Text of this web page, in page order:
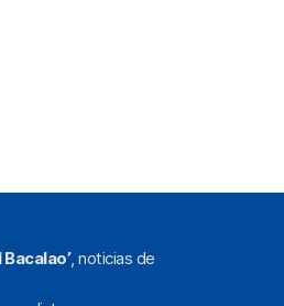
, noticias de